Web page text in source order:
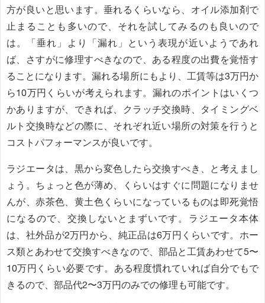
方が良いと思います。垂れるくらいなら、オイル添加剤で
止まることも多いので、それを試してみるのも良いので
は。「垂れ」より「漏れ」という表現が近いようであれ
ば、さすがに修理すべきなので、ある程度の出費を覚悟す
ることになります。漏れる場所にもより、工賃等は3万円か
ら10万円くらいが考えられます。漏れのポイントはいくつ
かありますが、できれば、クラッチ交換時、タイミングベ
ルト交換時などの際に、それぞれ近い場所の対策を行うと
コストパフォーマンスが良いです。
ラジエータは、黒から変色したら交換すべき、と考えまし
ょう。ちょっと色が薄め、くらいはすぐに問題になりませ
んが、赤茶色、黄土色くらいになっているものは即死覚悟
になるので、交換しないとまずいです。ラジエータ本体
は、社外品が2万円から、純正品は6万円くらいです。ホー
ス類とあわせて交換すべきなので、部品と工賃あわせて5〜
10万円くらい必要です。ある程度慣れていれば自分でもで
きるので、部品代2〜3万円のみでの修理も可能です。